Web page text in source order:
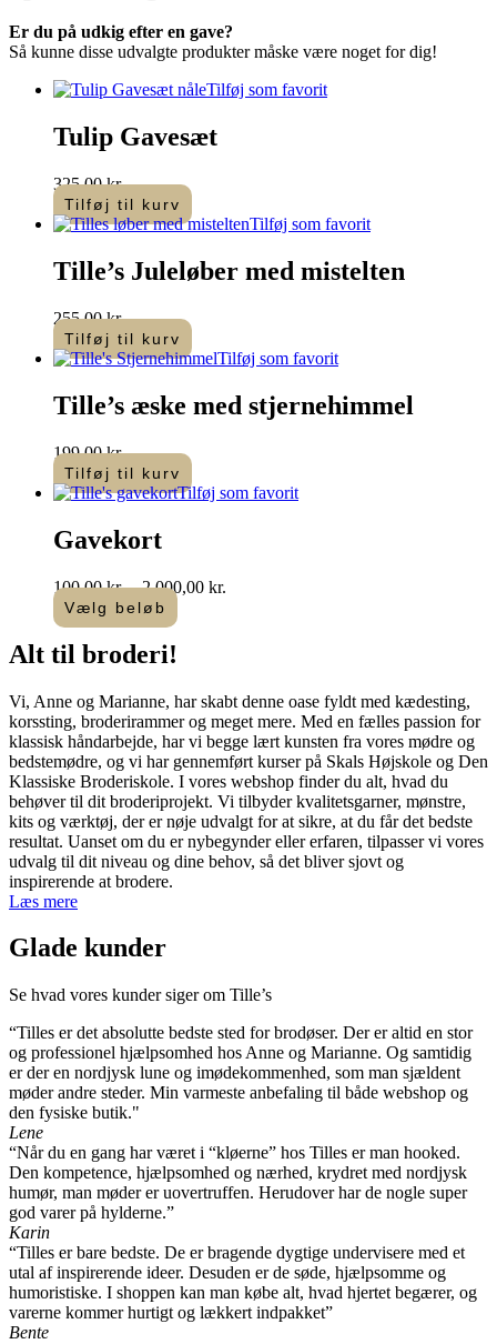
Er du på udkig efter en gave?
Så kunne disse udvalgte produkter måske være noget for dig!
Tilføj som favorit
Tulip Gavesæt
325,00kr.
Tilføj til kurv
Tilføj som favorit
Tille’s Juleløber med mistelten
255,00kr.
Tilføj til kurv
Tilføj som favorit
Tille’s æske med stjernehimmel
199,00kr.
Tilføj til kurv
Tilføj som favorit
Gavekort
100,00kr. – 2.000,00 kr.
Vælg beløb
Dette
vare
har
varianter.
Mulighederne
kan
vælges
på
varesiden
Alt til broderi!​
Vi, Anne og Marianne, har skabt denne oase fyldt med kædesting,
korssting, broderirammer og meget mere. Med en fælles passion for
klassisk håndarbejde, har vi begge lært kunsten fra vores mødre og
bedstemødre, og vi har gennemført kurser på Skals Højskole og Den
Klassiske Broderiskole. I vores webshop finder du alt, hvad du
behøver til dit broderiprojekt. Vi tilbyder kvalitetsgarner, mønstre,
kits og værktøj, der er nøje udvalgt for at sikre, at du får det bedste
resultat. Uanset om du er nybegynder eller erfaren, tilpasser vi vores
udvalg til dit niveau og dine behov, så det bliver sjovt og
inspirerende at brodere.
Læs mere
Glade kunder
Se hvad vores kunder siger om Tille’s
“Tilles er det absolutte bedste sted for brodøser. Der er altid en stor
og professionel hjælpsomhed hos Anne og Marianne. Og samtidig
er der en nordjysk lune og imødekommenhed, som man sjældent
møder andre steder. Min varmeste anbefaling til både webshop og
den fysiske butik."
Lene
“Når du en gang har været i “kløerne” hos Tilles er man hooked.
Den kompetence, hjælpsomhed og nærhed, krydret med nordjysk
humør, man møder er uovertruffen. Herudover har de nogle super
god varer på hylderne.”
Karin
“Tilles er bare bedste. De er bragende dygtige undervisere med et
utal af inspirerende ideer. Desuden er de søde, hjælpsomme og
humoristiske. I shoppen kan man købe alt, hvad hjertet begærer, og
varerne kommer hurtigt og lækkert indpakket”
Bente